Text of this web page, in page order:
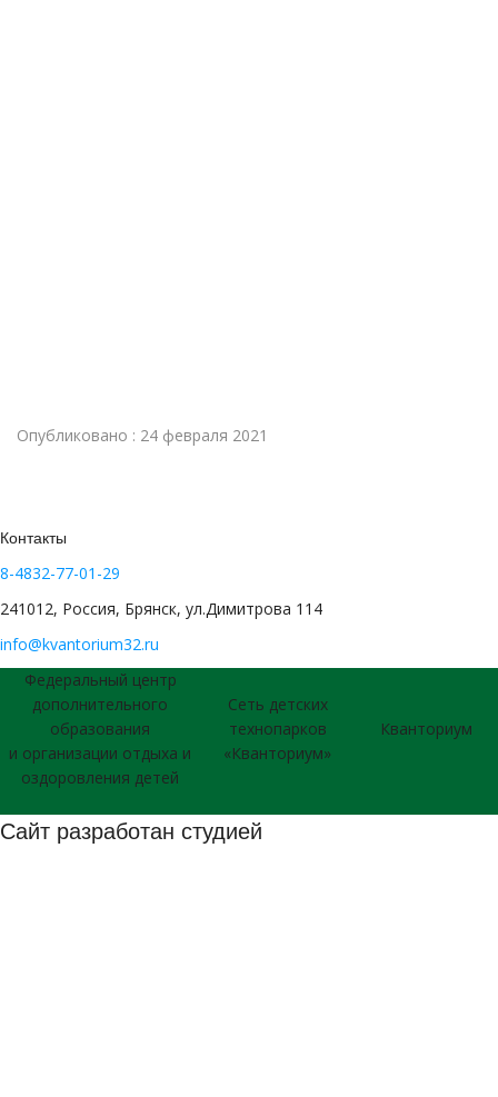
Опубликовано : 24 февраля 2021
Контакты
8-4832-77-01-29
241012, Россия, Брянск, ул.Димитрова 114
info@kvantorium32.ru
Федеральный центр
дополнительного
образования
и организации отдыха и
оздоровления детей
Сеть детских
технопарков
«Кванториум»
Кванториум
Сайт разработан студией